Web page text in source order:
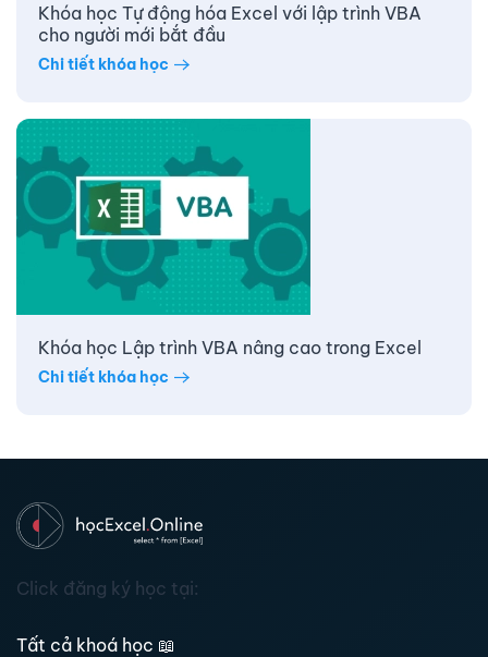
Khóa học Tự động hóa Excel với lập trình VBA
cho người mới bắt đầu
Chi tiết khóa học
Khóa học Lập trình VBA nâng cao trong Excel
Chi tiết khóa học
Click đăng ký học tại:
Tất cả khoá học 📖